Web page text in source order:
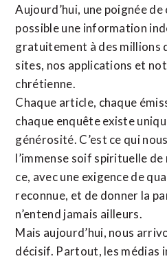
Aujourd’hui, une poignée
possible une information
gratuitement à des millions
sites, nos applications et
chrétienne.
Chaque article, chaque
chaque enquête existe
générosité. C’est ce qui
l’immense soif spirituelle
ce, avec une exigence de
reconnue, et de donner la
n’entend jamais ailleurs.
Mais aujourd’hui, nous
décisif. Partout, les médias